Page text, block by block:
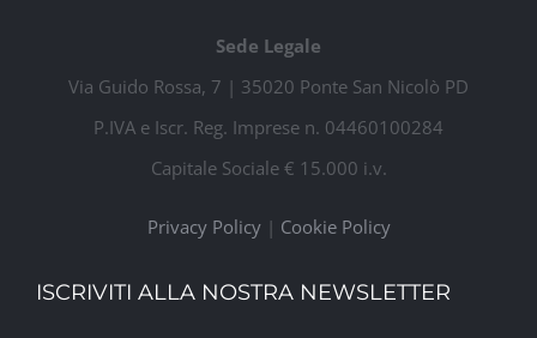
Sede Legale
Via Guido Rossa, 7 | 35020 Ponte San Nicolò PD
P.IVA e Iscr. Reg. Imprese n. 04460100284
Capitale Sociale € 15.000 i.v.
Privacy Policy| Cookie Policy
ISCRIVITI ALLA NOSTRA NEWSLETTER